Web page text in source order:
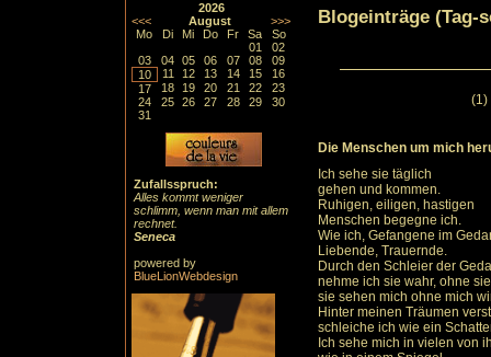
2026
<<<
August
>>>
Mo
Di Mi Do Fr Sa
So
01
02
03
04 05 06 07 08
09
10
11 12 13 14 15
16
17
18 19 20 21 22
23
24
25 26 27 28 29
30
31
Zufallsspruch:
Alles kommt weniger
schlimm, wenn man mit allem
rechnet.
Seneca
powered by
BlueLionWebdesign
Blogeinträge (Tag-
(1)
Die Menschen um mich
Ich sehe sie täglich
gehen und kommen.
Ruhigen, eiligen, hastigen
Menschen begegne ich.
Wie ich, Gefangene im
Liebende, Trauernde.
Durch den Schleier der
nehme ich sie wahr, ohne
sie sehen mich ohne mich
Hinter meinen Träumen
schleiche ich wie ein
Ich sehe mich in vielen von